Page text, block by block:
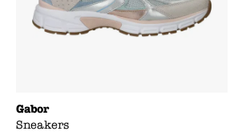
Gabor
Sneakers